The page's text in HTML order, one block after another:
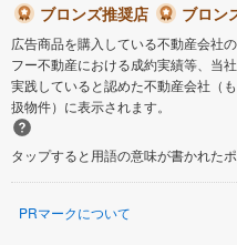
ブロンズ推奨店
ブロン
広告商品を購入している不動産会社
フー不動産における成約実績等、当
実践していると認めた不動産会社（
扱物件）に表示されます。
タップすると用語の意味が書かれた
PRマークについて